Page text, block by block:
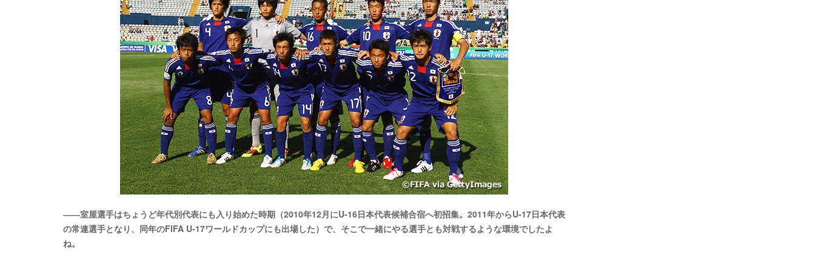
――室屋選手はちょうど年代別代表にも入り始めた時期（2010年12月にU-16日本代表候補合宿へ初招集。2011年からU-17日本代表
の常連選手となり、同年のFIFA U-17ワールドカップにも出場した）で、そこで一緒にやる選手とも対戦するような環境でしたよ
ね。